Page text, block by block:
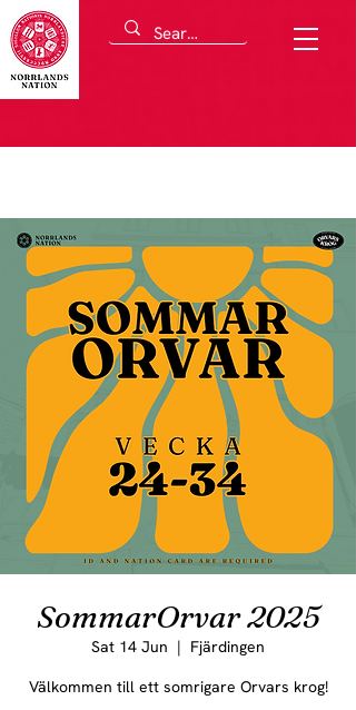
SommarOrvar 2025
Sat 14 Jun
  |
Fjärdingen
Välkommen till ett somrigare Orvars krog!